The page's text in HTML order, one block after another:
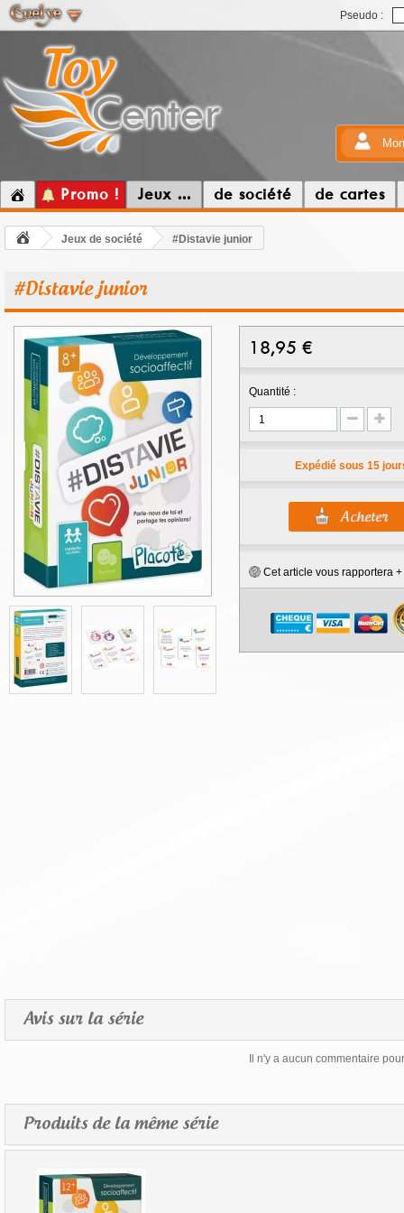
Pseudo :
Promo ! Jeux ... de société de cartes
Jeux de société #Distavie junior
#Distavie junior
18,95 €
Quantité :
Expédié sous 15
Cet article vous rapportera +
Avis sur la série
Il n'y a aucun commentaire
Produits de la même série